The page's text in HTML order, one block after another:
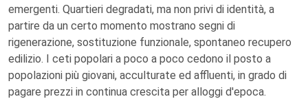
emergenti. Quartieri degradati, ma non privi di identità, a
partire da un certo momento mostrano segni di
rigenerazione, sostituzione funzionale, spontaneo recupero
edilizio. I ceti popolari a poco a poco cedono il posto a
popolazioni più giovani, acculturate ed affluenti, in grado di
pagare prezzi in continua crescita per alloggi d'epoca.